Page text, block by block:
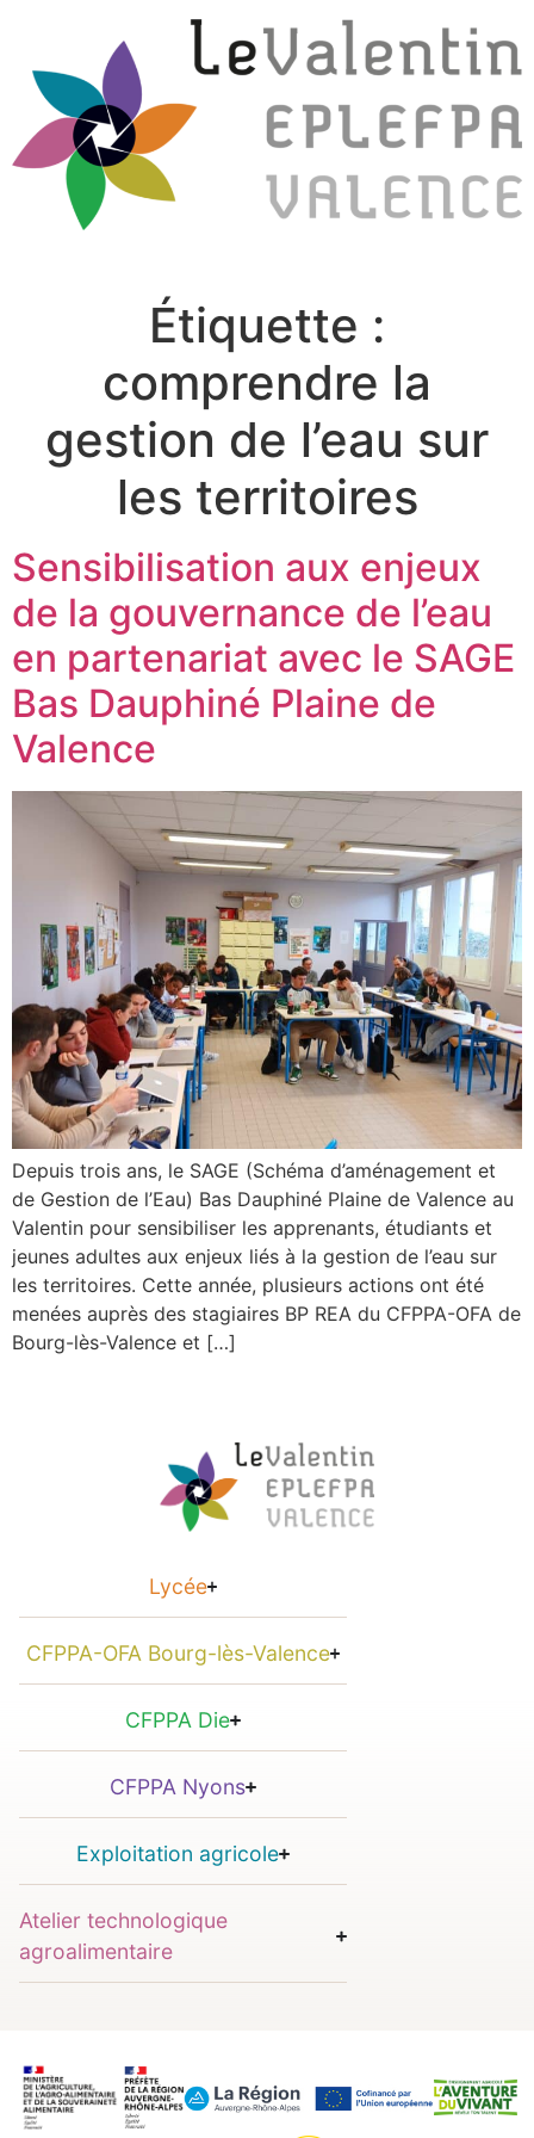
Étiquette :
comprendre la
gestion de l’eau sur
les territoires
Sensibilisation aux enjeux
de la gouvernance de l’eau
en partenariat avec le SAGE
Bas Dauphiné Plaine de
Valence
Depuis trois ans, le SAGE (Schéma d’aménagement et
de Gestion de l’Eau) Bas Dauphiné Plaine de Valence au
Valentin pour sensibiliser les apprenants, étudiants et
jeunes adultes aux enjeux liés à la gestion de l’eau sur
les territoires. Cette année, plusieurs actions ont été
menées auprès des stagiaires BP REA du CFPPA-OFA de
Bourg-lès-Valence et […]
Lycée
CFPPA-OFA Bourg-lès-Valence
CFPPA Die
CFPPA Nyons
Exploitation agricole
Atelier technologique
agroalimentaire